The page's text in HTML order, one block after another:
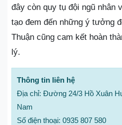
đây còn quy tụ đội ngũ nhân
tạo đem đến những ý tưởng
Thuận cũng cam kết hoàn
lý.
Thông tin liên hệ
Địa chỉ: Đường 24/3 Hồ Xuân
Nam
Số điện thoại: 0935 807 580